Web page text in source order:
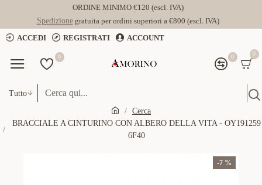
ORDINE MINIMO €120 (escl. IVA)
Spedizionegratuita per ordini superiori a €800 (escl. IVA)
ACCEDI
REGISTRATI ACCOUNT
0 0 0
Tutto
Cerca
BRACCIALE A CINTURINO CON ALBERO DELLA VITA - OY191259
6F40
-7 %